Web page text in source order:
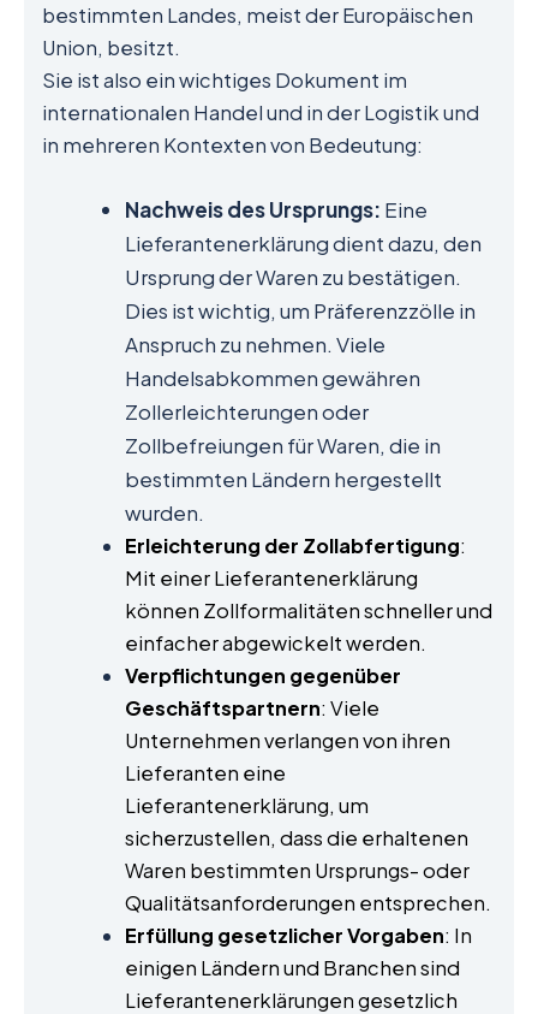
bestimmten Landes, meist der Europäischen
Union, besitzt.
Sie ist also ein wichtiges Dokument im
internationalen Handel und in der Logistik und
in mehreren Kontexten von Bedeutung:
Nachweis des Ursprungs: Eine
Lieferantenerklärung dient dazu, den
Ursprung der Waren zu bestätigen.
Dies ist wichtig, um Präferenzzölle in
Anspruch zu nehmen. Viele
Handelsabkommen gewähren
Zollerleichterungen oder
Zollbefreiungen für Waren, die in
bestimmten Ländern hergestellt
wurden.
Erleichterung der Zollabfertigung:
Mit einer Lieferantenerklärung
können Zollformalitäten schneller und
einfacher abgewickelt werden.
Verpflichtungen gegenüber
Geschäftspartnern: Viele
Unternehmen verlangen von ihren
Lieferanten eine
Lieferantenerklärung, um
sicherzustellen, dass die erhaltenen
Waren bestimmten Ursprungs- oder
Qualitätsanforderungen entsprechen.
Erfüllung gesetzlicher Vorgaben: In
einigen Ländern und Branchen sind
Lieferantenerklärungen gesetzlich